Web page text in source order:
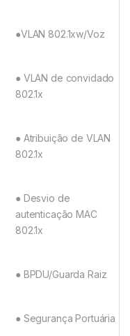
●VLAN 802.1xw/Voz
● VLAN de convidado
802.1x
● Atribuição de VLAN
802.1x
● Desvio de
autenticação MAC
802.1x
● BPDU/Guarda Raiz
● Segurança Portuária